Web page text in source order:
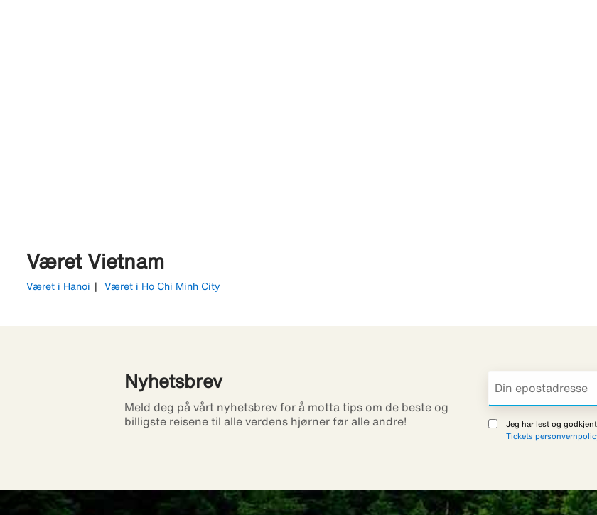
Været Vietnam
Været i Hanoi Været i Ho Chi Minh City
Nyhetsbrev
Meld deg på vårt nyhetsbrev for å motta tips om de beste og
billigste reisene til alle verdens hjørner før alle andre!
Jeg har lest og godkjent
Tickets